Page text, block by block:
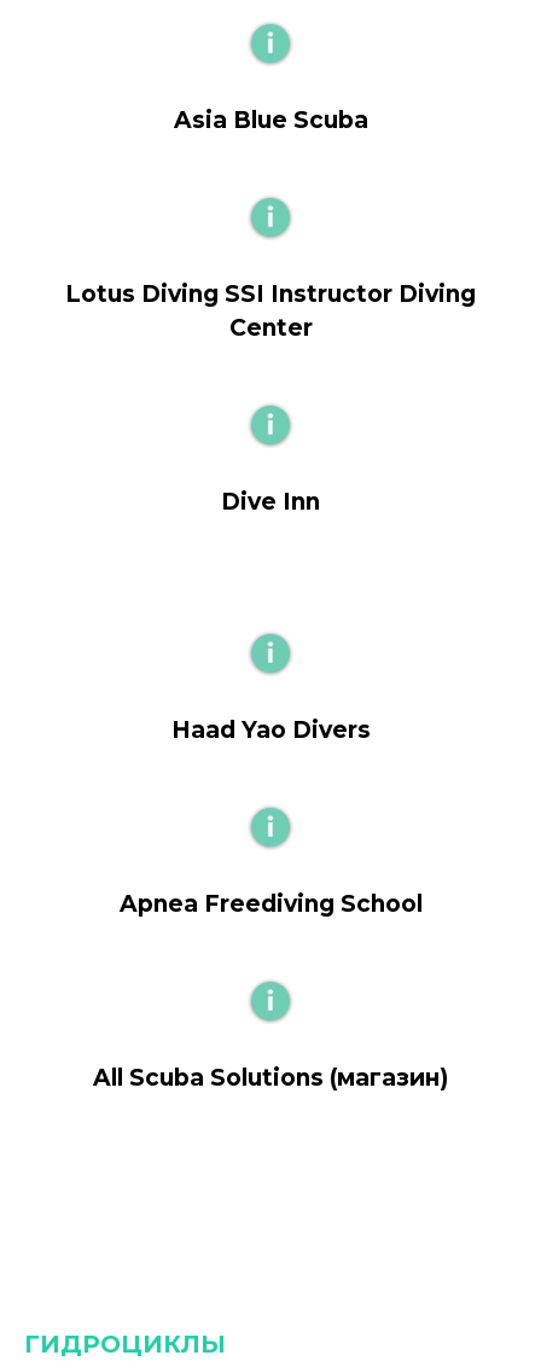
Asia Blue Scuba
Lotus Diving SSI Instructor Diving
Center
Dive Inn
Haad Yao Divers
Apnea Freediving School
All Scuba Solutions (магазин)
ГИДРОЦИКЛЫ